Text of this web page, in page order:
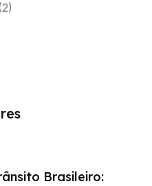
Brasileiro: